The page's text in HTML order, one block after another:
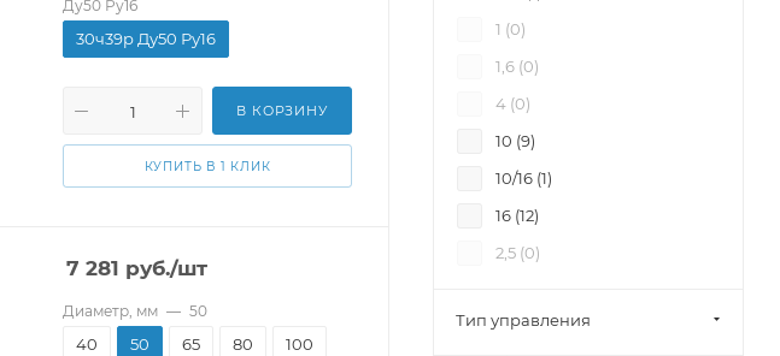
Ду50 Ру16
30ч39р Ду50 Ру16
В КОРЗИНУ
КУПИТЬ В 1 КЛИК
7 281 руб./шт
Диаметр, мм — 50
40 50 65 80 100
300 ( 18
350 (
400 (
450 (
500 (
7 )
800 (2
1000 (
1 (0)
1,6 (0)
4 (0)
10 (9)
10/16 (1)
16 (12)
2,5 (0)
Тип управления